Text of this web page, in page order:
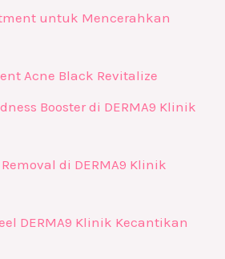
untuk Mencerahkan
Acne Black Revitalize
Booster di DERMA9 Klinik
di DERMA9 Klinik
DERMA9 Klinik Kecantikan